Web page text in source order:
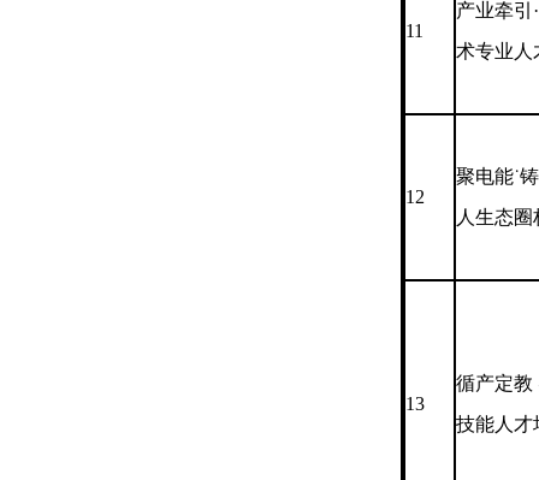
11
产业牵引
术专业
12
聚电能˙
人生态
13
循产定教
技能人